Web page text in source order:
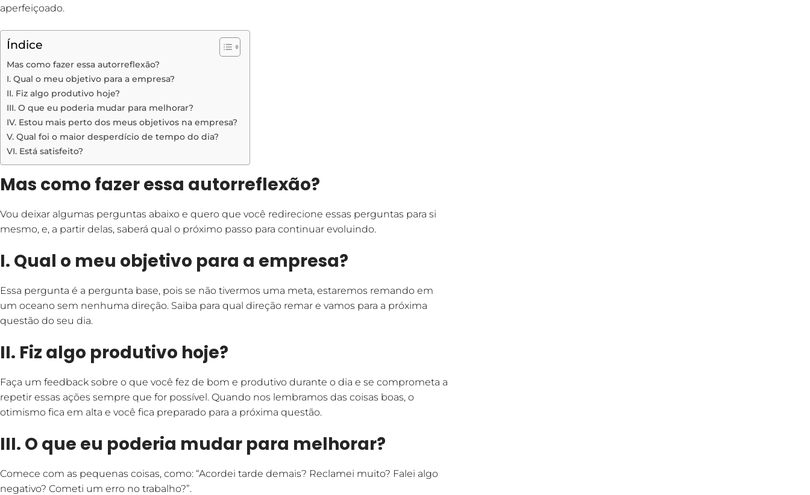
aperfeiçoado.
Índice
Mas como fazer essa autorreflexão?
I. Qual o meu objetivo para a empresa?
II. Fiz algo produtivo hoje?
III. O que eu poderia mudar para melhorar?
IV. Estou mais perto dos meus objetivos na empresa?
V. Qual foi o maior desperdício de tempo do dia?
VI. Está satisfeito?
Mas como fazer essa autorreflexão?
Vou deixar algumas perguntas abaixo e quero que você redirecione essas perguntas para si
mesmo, e, a partir delas, saberá qual o próximo passo para continuar evoluindo.
I. Qual o meu objetivo para a empresa?
Essa pergunta é a pergunta base, pois se não tivermos uma meta, estaremos remando em
um oceano sem nenhuma direção. Saiba para qual direção remar e vamos para a próxima
questão do seu dia.
II. Fiz algo produtivo hoje?
Faça um feedback sobre o que você fez de bom e produtivo durante o dia e se comprometa a
repetir essas ações sempre que for possível. Quando nos lembramos das coisas boas, o
otimismo fica em alta e você fica preparado para a próxima questão.
III. O que eu poderia mudar para melhorar?
Comece com as pequenas coisas, como: “Acordei tarde demais? Reclamei muito? Falei algo
negativo? Cometi um erro no trabalho?”.